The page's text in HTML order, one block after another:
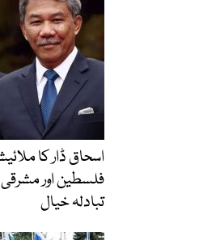
اسحاق ڈار کا
فلسطین اور
تبادلہ خیال